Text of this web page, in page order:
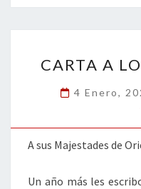
o
o
k
er dI
n
CARTA A
4 Enero,
A sus Majestades de
Un año más les